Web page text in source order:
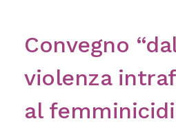
Convegno
violenza
al